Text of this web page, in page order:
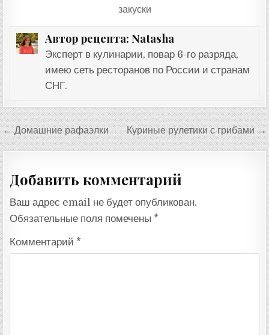
закуски
Автор рецепта: Natasha
Эксперт в кулинарии, повар 6-го разряда,
имею сеть ресторанов по России и странам
СНГ.
Навигация
по
← Домашние рафаэлки Куриные рулетики с грибами →
Добавить комментарий
Ваш адрес email не будет опубликован.
Обязательные поля помечены *
Комментарий *